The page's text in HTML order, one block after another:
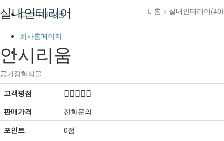
코로나19 상품
회사홈페이지
홈 > 실내인테리어(40)
실내인테리어
안시리움
공기정화식물
고객평점
판매가격
전화문의
포인트
0점